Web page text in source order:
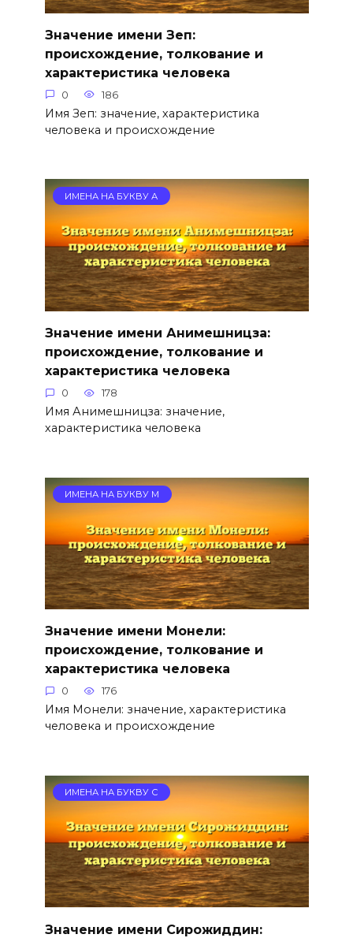
Значение имени Зеп:
происхождение, толкование и
характеристика человека
0 186
Имя Зеп: значение, характеристика
человека и происхождение
ИМЕНА НА БУКВУ А
Значение имени Анимешницза:
происхождение, толкование и
характеристика человека
0 178
Имя Анимешницза: значение,
характеристика человека
ИМЕНА НА БУКВУ М
Значение имени Монели:
происхождение, толкование и
характеристика человека
0 176
Имя Монели: значение, характеристика
человека и происхождение
ИМЕНА НА БУКВУ С
Значение имени Сирожиддин: